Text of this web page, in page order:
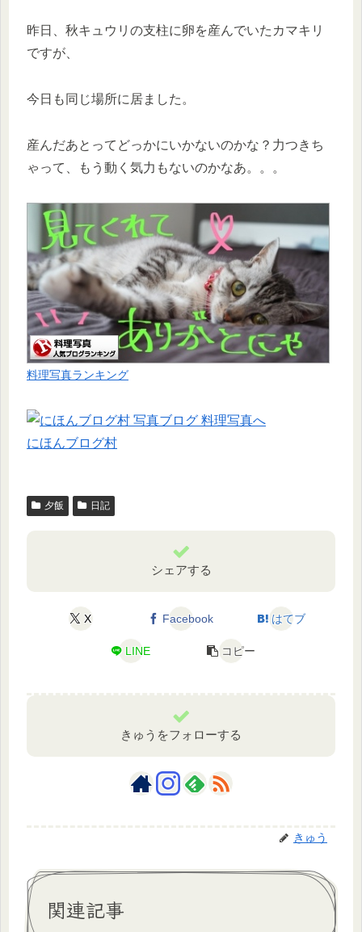
昨日、秋キュウリの支柱に卵を産んでいたカマキリ
ですが、
今日も同じ場所に居ました。
産んだあとってどっかにいかないのかな？力つきち
ゃって、もう動く気力もないのかなあ。。。
料理写真ランキング
にほんブログ村
夕飯 日記
シェアする
X Facebook はてブ
LINE コピー
きゅうをフォローする
きゅう
関連記事